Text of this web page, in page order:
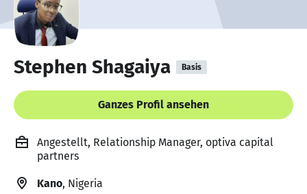
Stephen Shagaiya Basis
Ganzes Profil ansehen
Angestellt, Relationship Manager, optiva capital
partners
Kano, Nigeria